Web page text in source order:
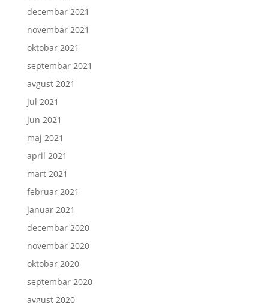
decembar 2021
novembar 2021
oktobar 2021
septembar 2021
avgust 2021
jul 2021
jun 2021
maj 2021
april 2021
mart 2021
februar 2021
januar 2021
decembar 2020
novembar 2020
oktobar 2020
septembar 2020
avgust 2020